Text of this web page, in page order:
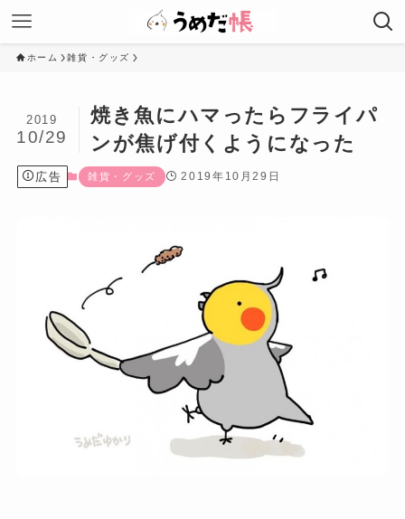
ホーム 雑貨・グッズ
焼き魚にハマったらフライパ
ンが焦げ付くようになった
2019
10/29
広告 雑貨・グッズ 2019年10月29日